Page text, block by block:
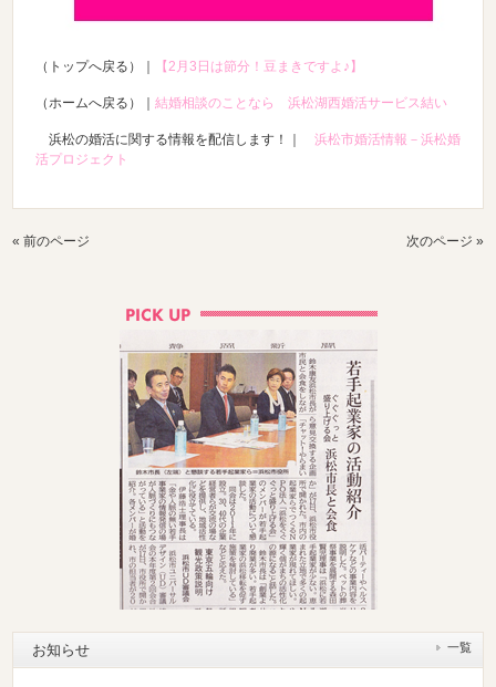
（トップへ戻る）｜ 【2月3日は節分！豆まきですよ♪】
（ホームへ戻る）｜結婚相談のことなら 浜松湖西婚活サービス結い
浜松の婚活に関する情報を配信します！｜浜松市婚活情報－浜松婚
活プロジェクト
« 前のページ 次のページ »
お知らせ 一覧